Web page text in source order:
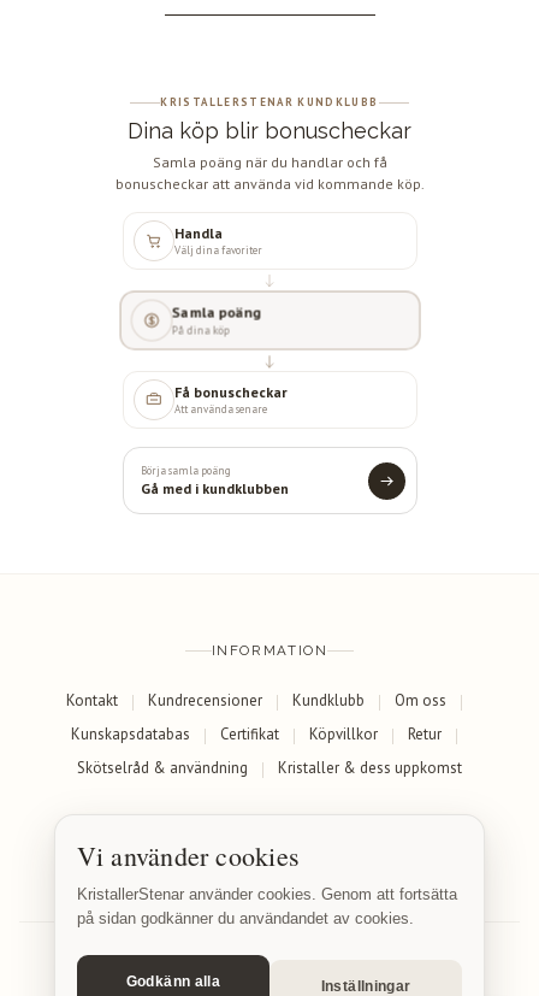
KRISTALLERSTENAR KUNDKLUBB
Dina köp blir bonuscheckar
Samla poäng när du handlar och få
bonuscheckar att använda vid kommande köp.
Handla
Välj dina favoriter
Samla poäng
På dina köp
Få bonuscheckar
Att använda senare
Börja samla poäng
Gå med i kundklubben
INFORMATION
Kontakt Kundrecensioner Kundklubb
Om oss
Kunskapsdatabas
Certifikat Köpvillkor
Retur
Skötselråd & användning
Kristaller & dess uppkomst
Vi använder cookies
KristallerStenar använder cookies. Genom att fortsätta
på sidan godkänner du användandet av cookies.
Godkänn alla Inställningar